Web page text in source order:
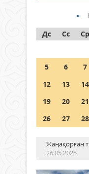
граждане
05 тамыз
Шетелде
алады?
«
Дс
Сс Ср
5
6 7
12
13 14
19
20 21
26
27 28
Жаңақорған
26.05.2025